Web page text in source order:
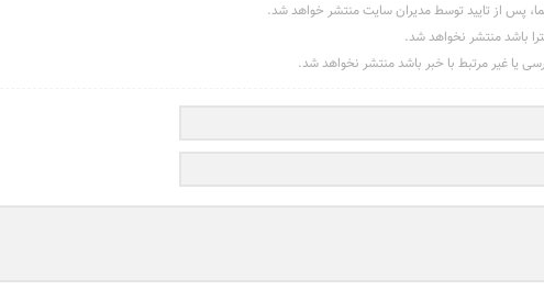
پس از تایید توسط مدیران سایت منتشر خواهد شد.
باشد منتشر نخواهد شد.
یا غیر مرتبط با خبر باشد منتشر نخواهد شد.